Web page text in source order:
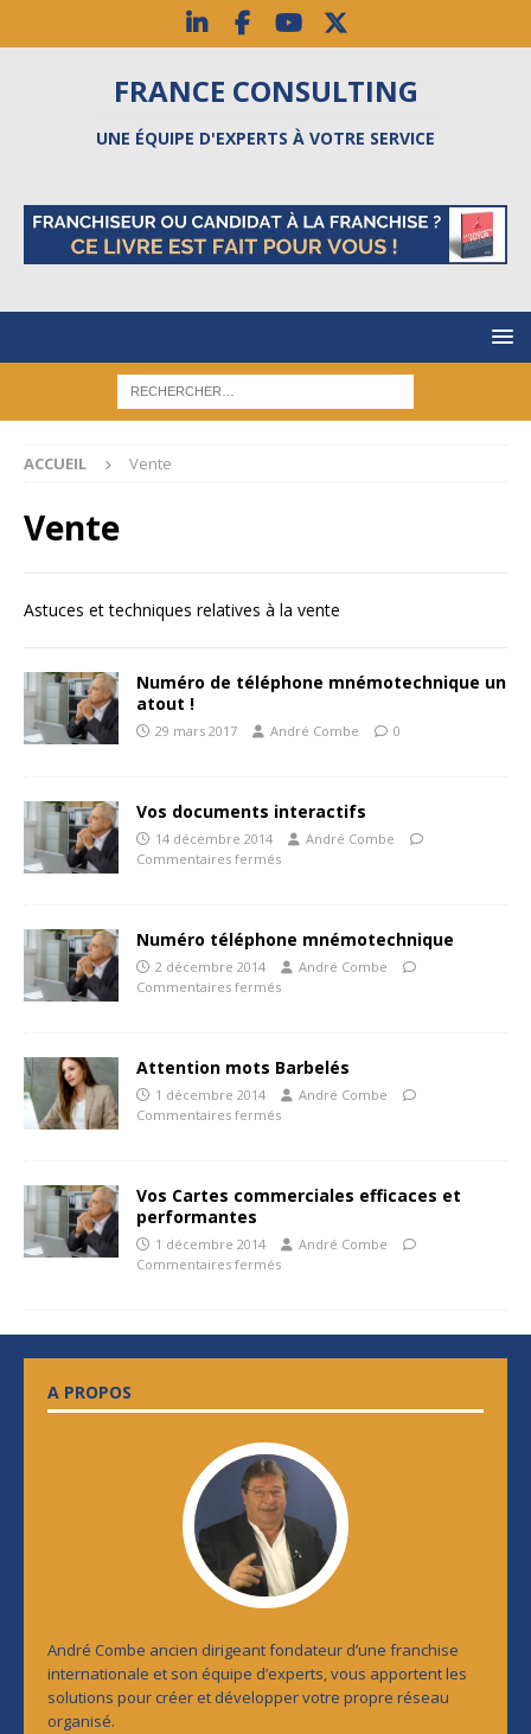
FRANCE CONSULTING
UNE ÉQUIPE D'EXPERTS À VOTRE SERVICE
ACCUEIL Vente
Vente
Astuces et techniques relatives à la vente
Numéro de téléphone mnémotechnique un
atout !
29 mars 2017 André Combe 0
Vos documents interactifs
14 décembre 2014
André Combe
Commentaires fermés
Numéro téléphone mnémotechnique
2 décembre 2014
André Combe
Commentaires fermés
Attention mots Barbelés
1 décembre 2014
André Combe
Commentaires fermés
Vos Cartes commerciales efficaces et
performantes
1 décembre 2014
André Combe
Commentaires fermés
A PROPOS
André Combe ancien dirigeant fondateur d’une franchise
internationale et son équipe d’experts, vous apportent les
solutions pour créer et développer votre propre réseau
organisé.